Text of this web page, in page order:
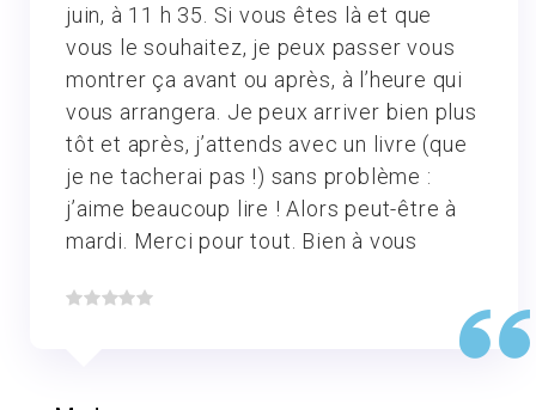
juin, à 11 h 35. Si vous êtes là et que
vous le souhaitez, je peux passer vous
montrer ça avant ou après, à l’heure qui
vous arrangera. Je peux arriver bien plus
tôt et après, j’attends avec un livre (que
je ne tacherai pas !) sans problème :
j’aime beaucoup lire ! Alors peut-être à
mardi. Merci pour tout. Bien à vous